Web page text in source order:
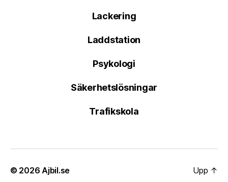
Lackering
Laddstation
Psykologi
Säkerhetslösningar
Trafikskola
© 2026Ajbil.se Upp ↑